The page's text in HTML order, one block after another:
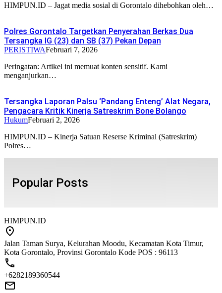
HIMPUN.ID – Jagat media sosial di Gorontalo dihebohkan oleh…
Polres Gorontalo Targetkan Penyerahan Berkas Dua
Tersangka IG (23) dan SB (37) Pekan Depan
PERISTIWAFebruari 7, 2026
Peringatan: Artikel ini memuat konten sensitif. Kami
menganjurkan…
Tersangka Laporan Palsu ‘Pandang Enteng’ Alat Negara,
Pengacara Kritik Kinerja Satreskrim Bone Bolango
HukumFebruari 2, 2026
HIMPUN.ID – Kinerja Satuan Reserse Kriminal (Satreskrim)
Polres…
Popular Posts
HIMPUN.ID
Jalan Taman Surya, Kelurahan Moodu, Kecamatan Kota Timur,
Kota Gorontalo, Provinsi Gorontalo Kode POS : 96113
+6282189360544